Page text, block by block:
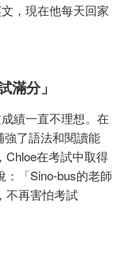
，現在他每天回家
滿分」
績一直不理想。在
強了語法和閱讀能
Chloe在考試中取得
：「Sino-bus的老師
不再害怕考試